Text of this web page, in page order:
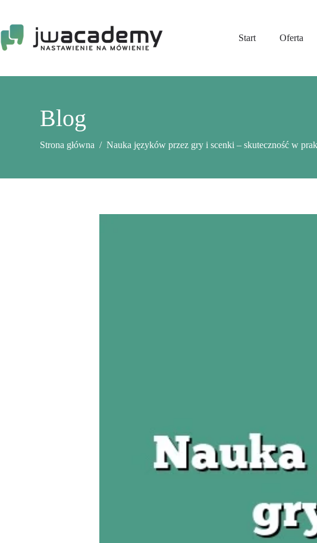
treści
Start
Oferta
Blog
Strona główna / Nauka języków przez gry i scenki – skuteczność w